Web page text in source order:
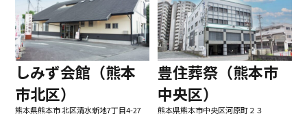
しみず会館（熊本
市北区）
熊本県熊本市 北区清水新地7丁目4-27
豊住葬祭（熊本市
中央区）
熊本県熊本市中央区河原町２３